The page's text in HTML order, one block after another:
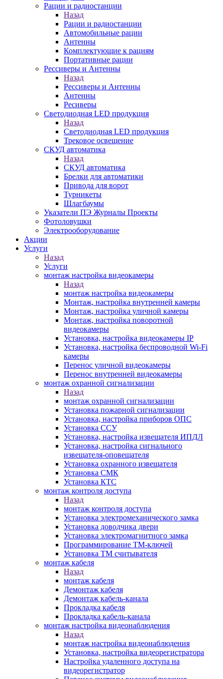
Рации и радиостанции
Назад
Рации и радиостанции
Автомобильные рации
Антенны
Комплектующие к рациям
Портативные рации
Рессиверы и Антенны
Назад
Рессиверы и Антенны
Антенны
Ресиверы
Светодиодная LED продукция
Назад
Светодиодная LED продукция
Трековое освещение
СКУД автоматика
Назад
СКУД автоматика
Брелки для автоматики
Привода для ворот
Турникеты
Шлагбаумы
Указатели ПЭ Журналы Проекты
Фотоловушки
Электрооборудование
Акции
Услуги
Назад
Услуги
монтаж настройка видеокамеры
Назад
монтаж настройка видеокамеры
Монтаж, настройка внутренней камеры
Монтаж, настройка уличной камеры
Монтаж, настройка поворотной
видеокамеры
Установка, настройка видеокамеры IP
Установка, настройка беспроводной Wi-Fi
камеры
Перенос уличной видеокамеры
Перенос внутренней видеокамеры
монтаж охранной сигнализации
Назад
монтаж охранной сигнализации
Установка пожарной сигнализации
Установка, настройка приборов ОПС
Установка ССУ
Установка, настройка извещателя ИПДЛ
Установка, настройка сигнального
извещателя-оповещателя
Установка охранного извещателя
Установка СМК
Установка КТС
монтаж контроля доступа
Назад
монтаж контроля доступа
Установка электромеханического замка
Установка доводчика двери
Установка электромагнитного замка
Программирование ТМ-ключей
Установка ТМ считывателя
монтаж кабеля
Назад
монтаж кабеля
Демонтаж кабеля
Демонтаж кабель-канала
Прокладка кабеля
Прокладка кабель-канала
монтаж настройка видеонаблюдения
Назад
монтаж настройка видеонаблюдения
Установка, настройка видеорегистратора
Настройка удаленного доступа на
видеорегистратор